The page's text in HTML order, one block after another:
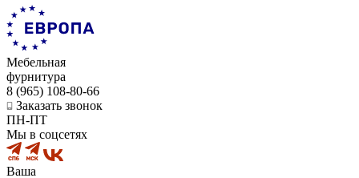
Мебельная
фурнитура
8 (965) 108-80-66
Заказать звонок
ПН-ПТ
Мы в соцсетях
Ваша